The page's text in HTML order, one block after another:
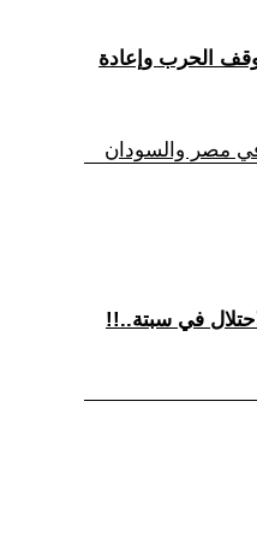
الانتقالي (1).. وقف الحرب وإعادة
في مصر والسودان